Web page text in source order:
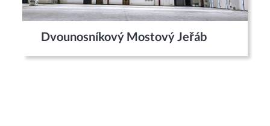
Dvounosníkový Mostový Jeřáb